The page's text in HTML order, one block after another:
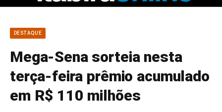
DESTAQUE
Mega-Sena sorteia nesta
terça-feira prêmio acumulado
em R$ 110 milhões